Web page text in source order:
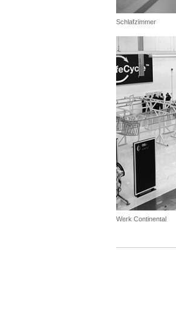
Schlafzimmer
Werk Continental